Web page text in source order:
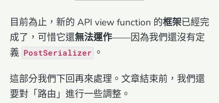
目前為止，新的 API view function 的框架已經完
成了，可惜它還無法運作——因為我們還沒有定
義 PostSerializer 。
這部分我們下回再來處理。文章結束前，我們還
要對「路由」進行一些調整。